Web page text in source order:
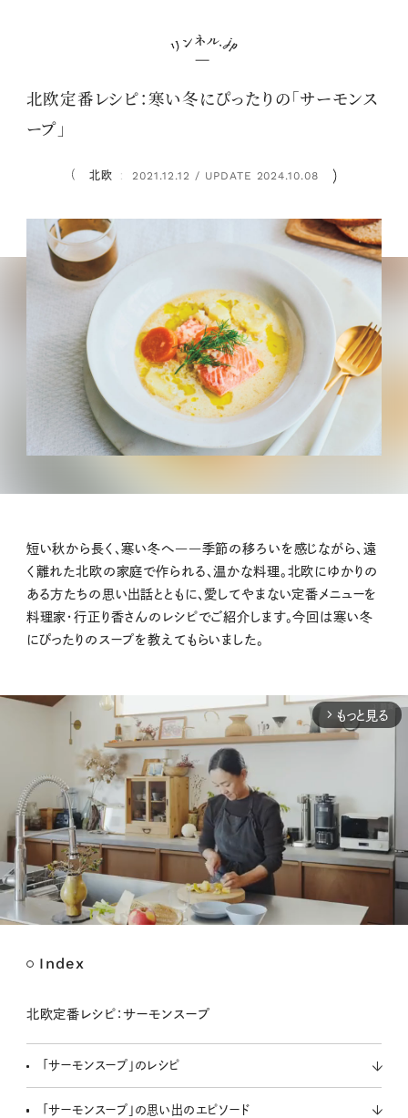
北欧定番レシピ：寒い冬にぴったりの「サーモンス
ープ」
北欧 ： 2021.12.12 / UPDATE 2024.10.08
短い秋から長く、寒い冬へ――季節の移ろいを感じながら、遠
く離れた北欧の家庭で作られる、温かな料理。北欧にゆかりの
ある方たちの思い出話とともに、愛してやまない定番メニューを
料理家・行正り香さんのレシピでご紹介します。今回は寒い冬
にぴったりのスープを教えてもらいました。
arrow_forward_ios もっと見る
Index
北欧定番レシピ：サーモンスープ
「サーモンスープ」のレシピ
「サーモンスープ」の思い出のエピソード